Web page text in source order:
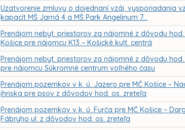
Uzatvorenie zmluvy o dojednaní vzáj. vysporiadania
kapacít MŠ Jarná 4 a MŠ Park Angelinum 7...
Prenájom nebyt. priestorov za nájomné z dôvodu
Košice pre nájomcu K13 – Košické kult. centrá
Prenájom nebyt. priestorov za nájomné z dôvodu
pre nájomcu Súkromné centrum voľného času
Prenájom pozemkov v k. ú. Jazero pre MČ Košice –
ihriska pre psov z dôvodov hod. os. zreteľa
Prenájom pozemkov v k. ú. Furča pre MČ Košice –
Fábryho ul. z dôvodov hod. os. zreteľa